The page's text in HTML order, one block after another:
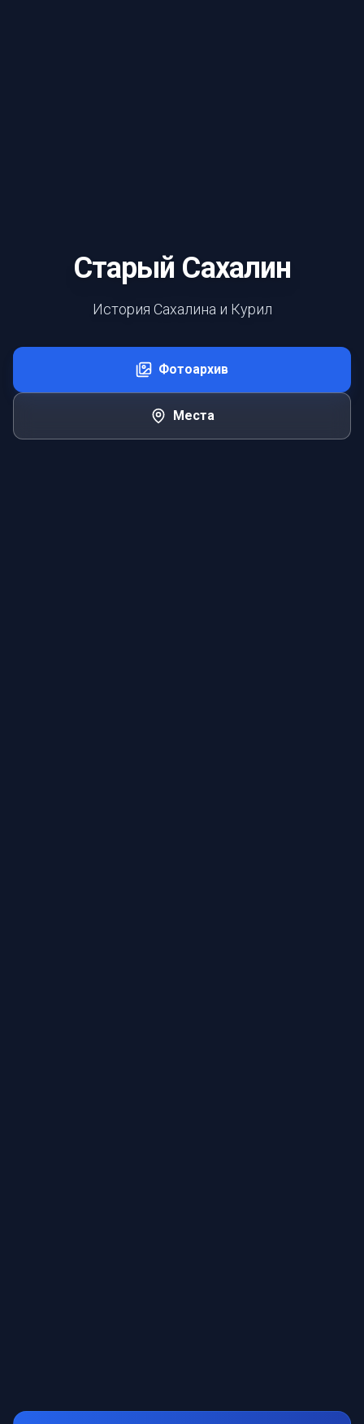
Старый Сахалин
История Сахалина и Курил
Фотоархив
Места